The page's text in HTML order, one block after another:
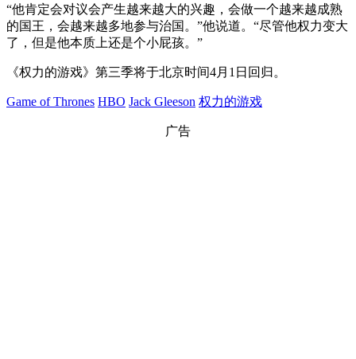
“他肯定会对议会产生越来越大的兴趣，会做一个越来越成熟
的国王，会越来越多地参与治国。”他说道。“尽管他权力变大
了，但是他本质上还是个小屁孩。”
《权力的游戏》第三季将于北京时间4月1日回归。
Game of Thrones HBO Jack Gleeson 权力的游戏
广告